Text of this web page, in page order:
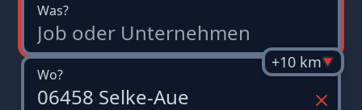
Was?
Wo?
+10 km